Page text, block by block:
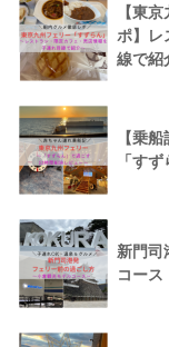
【東
ポ】レ
線で紹
【乗
「す
新門司
コース